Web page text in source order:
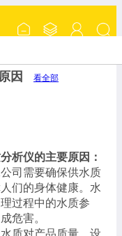
因 看全部
析仪的主要原因：
司需要确保供水质
们的身体健康。水
过程中的水质参
危害。
质对产品质量、设